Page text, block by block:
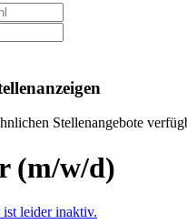
Stellenangebote
(m/w/d)
ist leider inaktiv.